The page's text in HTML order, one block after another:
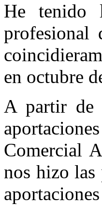
He tenido
profesional
en octubre
A partir de
Comercial
nos hizo